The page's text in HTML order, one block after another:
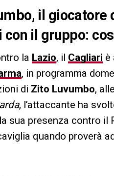
il giocatore
il gruppo:
la Lazio, il Cagliari è
, in programma
di Zito Luvumbo,
, l’attaccante ha
sua presenza contro
quando proverà